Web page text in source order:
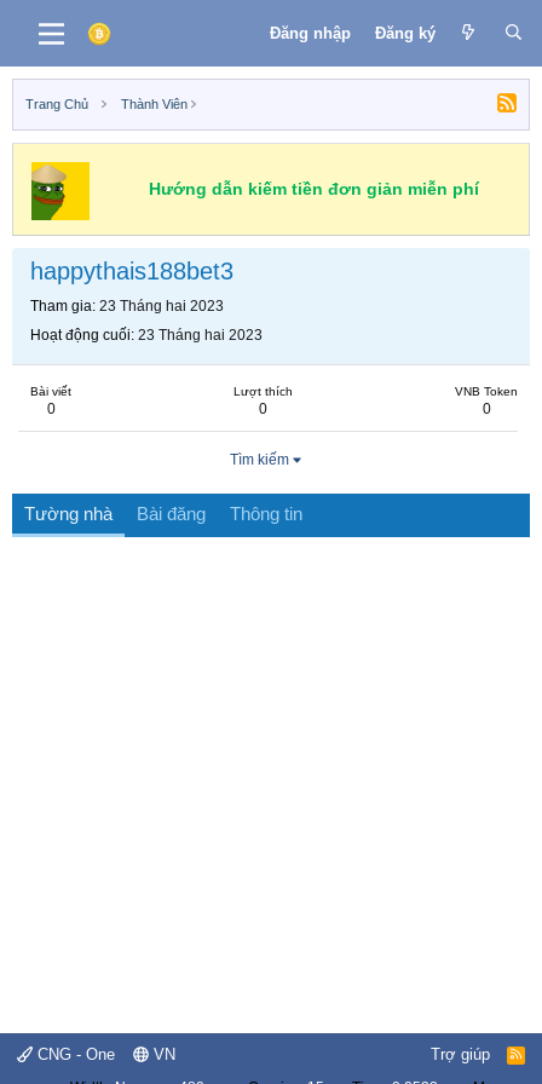
Đăng nhập Đăng ký
Trang Chủ Thành Viên
Hướng dẫn kiếm tiền đơn giản miễn phí
happythais188bet3
Tham gia 23 Tháng hai 2023
Hoạt động cuối 23 Tháng hai 2023
Bài viết
0
Lượt thích
0
VNB Token
0
Tìm kiếm
Tường nhà Bài đăng Thông tin
CNG - One VN Trợ giúp
R